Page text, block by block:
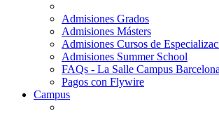
Admisiones Grados
Admisiones Másters
Admisiones Cursos de
Admisiones Summer School
FAQs - La Salle Campus Barcelona
Pagos con Flywire
Campus